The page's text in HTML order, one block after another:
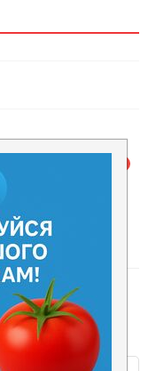
быстро. Брала
Отношения